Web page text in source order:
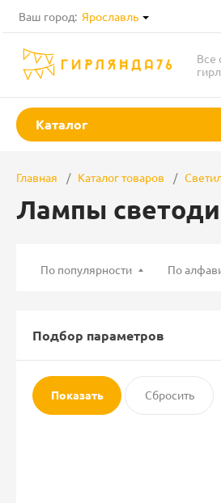
Ваш город: Ярославль
Все
Каталог
Главная Каталог товаров
Лампы
По популярности По
Подбор параметров